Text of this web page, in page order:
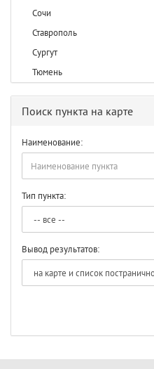
Сочи
Ставрополь
Сургут
Тюмень
Поиск пункта на карте
Наименование:
Тип пункта:
Вывод результатов: